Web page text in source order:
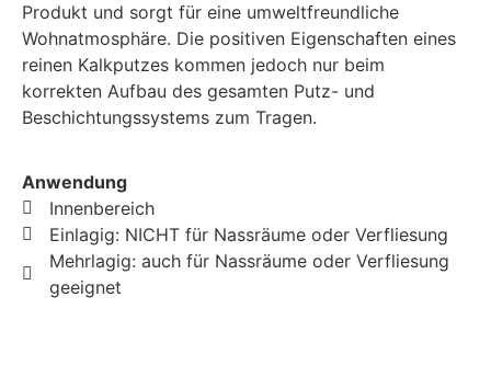
Produkt und sorgt für eine umweltfreundliche
Wohnatmosphäre. Die positiven Eigenschaften eines
reinen Kalkputzes kommen jedoch nur beim
korrekten Aufbau des gesamten Putz- und
Beschichtungssystems zum Tragen.
Anwendung
Innenbereich
Einlagig: NICHT für Nassräume oder Verfliesung
Mehrlagig: auch für Nassräume oder Verfliesung
geeignet